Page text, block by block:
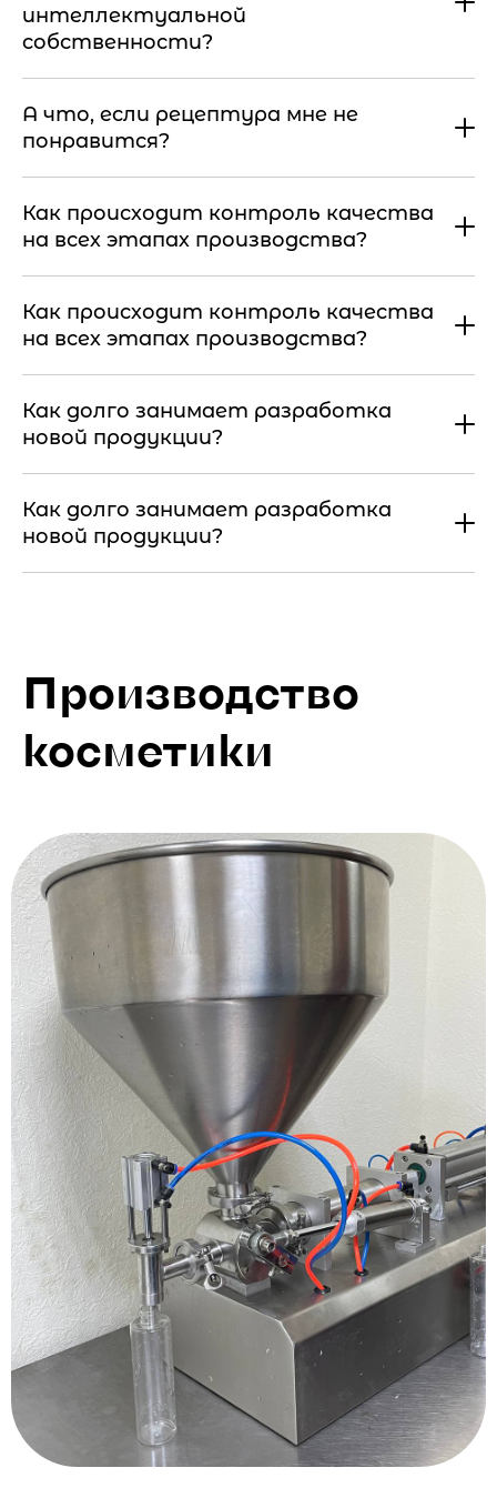
интеллектуальной
собственности?
А что, если рецептура мне не
понравится?
Как происходит контроль качества
на всех этапах производства?
Как происходит контроль качества
на всех этапах производства?
Как долго занимает разработка
новой продукции?
Как долго занимает разработка
новой продукции?
Производство
косметики